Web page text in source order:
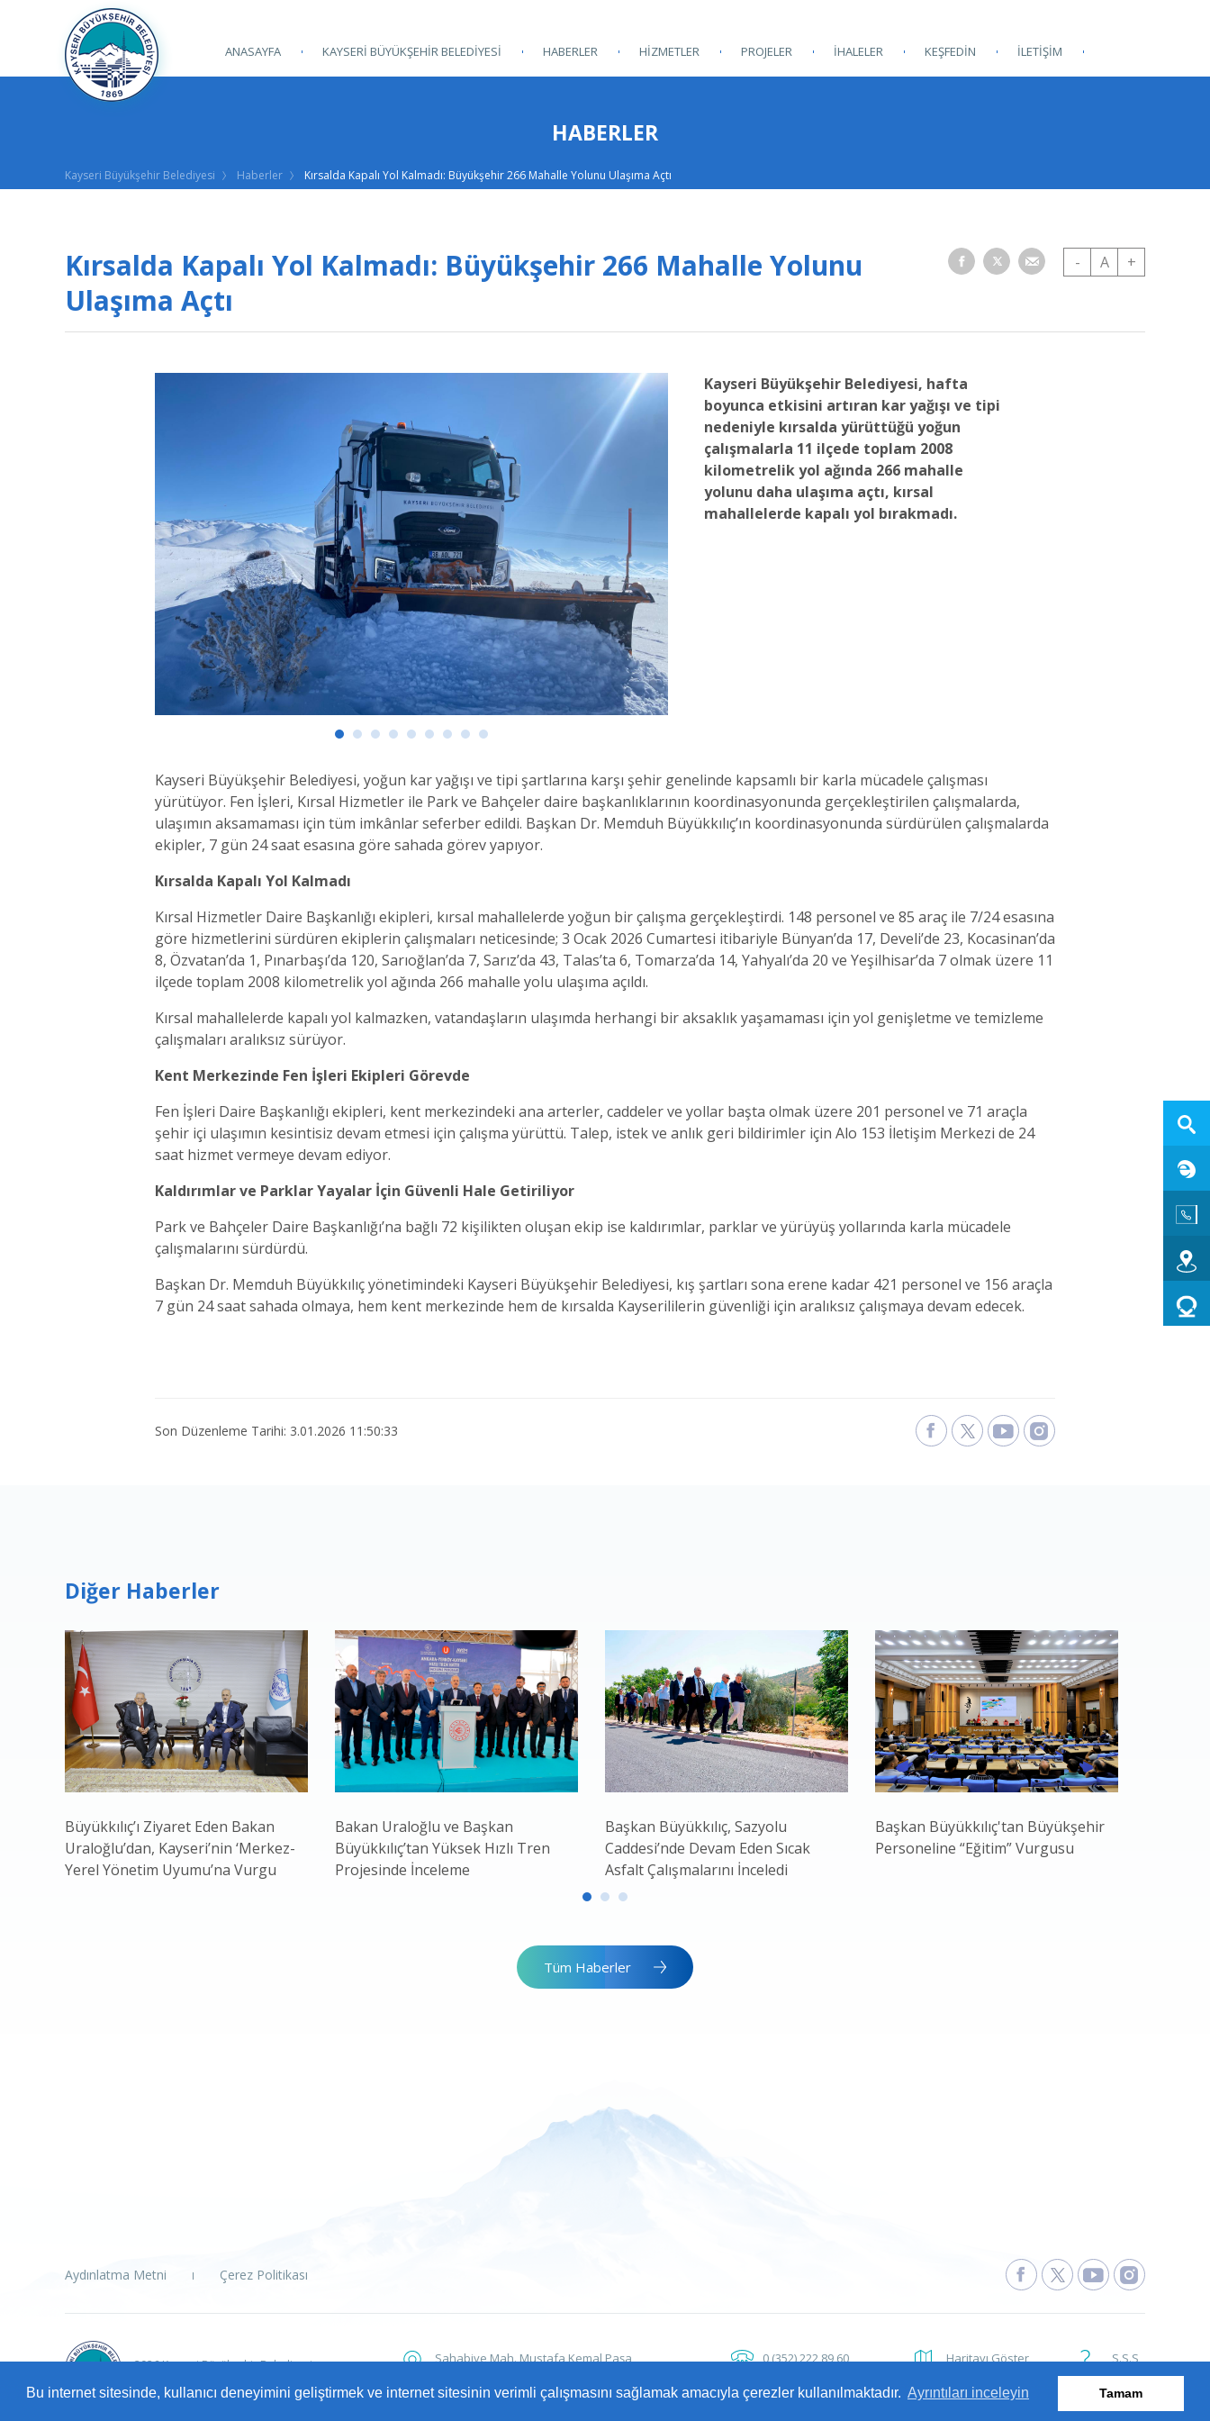
Bu internet sitesinde, kullanıcı deneyimini geliştirmek ve internet sitesinin verimli çalışmasını sağlamak amacıyla çerezler kullanılmaktadır. Ayrıntıları inceleyin Tamam
ANASAYFA KAYSERİ BÜYÜKŞEHİR BELEDİYESİ HABERLER HİZMETLER PROJELER İHALELER KEŞFEDİN İLETİŞİM
HABERLER
Kayseri Büyükşehir Belediyesi Haberler Kırsalda Kapalı Yol Kalmadı: Büyükşehir 266 Mahalle Yolunu Ulaşıma Açtı
Kırsalda Kapalı Yol Kalmadı: Büyükşehir 266 Mahalle Yolunu
Ulaşıma Açtı
- A +
Kayseri Büyükşehir Belediyesi, hafta
boyunca etkisini artıran kar yağışı ve tipi
nedeniyle kırsalda yürüttüğü yoğun
çalışmalarla 11 ilçede toplam 2008
kilometrelik yol ağında 266 mahalle
yolunu daha ulaşıma açtı, kırsal
mahallelerde kapalı yol bırakmadı.
Kayseri Büyükşehir Belediyesi, yoğun kar yağışı ve tipi şartlarına karşı şehir genelinde kapsamlı bir karla mücadele çalışması
yürütüyor. Fen İşleri, Kırsal Hizmetler ile Park ve Bahçeler daire başkanlıklarının koordinasyonunda gerçekleştirilen çalışmalarda,
ulaşımın aksamaması için tüm imkânlar seferber edildi. Başkan Dr. Memduh Büyükkılıç’ın koordinasyonunda sürdürülen çalışmalarda
ekipler, 7 gün 24 saat esasına göre sahada görev yapıyor.
Kırsalda Kapalı Yol Kalmadı
Kırsal Hizmetler Daire Başkanlığı ekipleri, kırsal mahallelerde yoğun bir çalışma gerçekleştirdi. 148 personel ve 85 araç ile 7/24 esasına
göre hizmetlerini sürdüren ekiplerin çalışmaları neticesinde; 3 Ocak 2026 Cumartesi itibariyle Bünyan’da 17, Develi’de 23, Kocasinan’da
8, Özvatan’da 1, Pınarbaşı’da 120, Sarıoğlan’da 7, Sarız’da 43, Talas’ta 6, Tomarza’da 14, Yahyalı’da 20 ve Yeşilhisar’da 7 olmak üzere 11
ilçede toplam 2008 kilometrelik yol ağında 266 mahalle yolu ulaşıma açıldı.
Kırsal mahallelerde kapalı yol kalmazken, vatandaşların ulaşımda herhangi bir aksaklık yaşamaması için yol genişletme ve temizleme
çalışmaları aralıksız sürüyor.
Kent Merkezinde Fen İşleri Ekipleri Görevde
Fen İşleri Daire Başkanlığı ekipleri, kent merkezindeki ana arterler, caddeler ve yollar başta olmak üzere 201 personel ve 71 araçla
şehir içi ulaşımın kesintisiz devam etmesi için çalışma yürüttü. Talep, istek ve anlık geri bildirimler için Alo 153 İletişim Merkezi de 24
saat hizmet vermeye devam ediyor.
Kaldırımlar ve Parklar Yayalar İçin Güvenli Hale Getiriliyor
Park ve Bahçeler Daire Başkanlığı’na bağlı 72 kişilikten oluşan ekip ise kaldırımlar, parklar ve yürüyüş yollarında karla mücadele
çalışmalarını sürdürdü.
Başkan Dr. Memduh Büyükkılıç yönetimindeki Kayseri Büyükşehir Belediyesi, kış şartları sona erene kadar 421 personel ve 156 araçla
7 gün 24 saat sahada olmaya, hem kent merkezinde hem de kırsalda Kayserililerin güvenliği için aralıksız çalışmaya devam edecek.
Son Düzenleme Tarihi: 3.01.2026 11:50:33
Diğer Haberler
Büyükkılıç’ı Ziyaret Eden Bakan
Uraloğlu’dan, Kayseri’nin ‘Merkez-
Yerel Yönetim Uyumu’na Vurgu
Bakan Uraloğlu ve Başkan
Büyükkılıç’tan Yüksek Hızlı Tren
Projesinde İnceleme
Başkan Büyükkılıç, Sazyolu
Caddesi’nde Devam Eden Sıcak
Asfalt Çalışmalarını İnceledi
Başkan Büyükkılıç'tan Büyükşehir
Personeline “Eğitim” Vurgusu
Tüm Haberler
Aydınlatma Metni Çerez Politikası
2026 Kayseri Büyükşehir Belediyesi
Sahabiye Mah. Mustafa Kemal Paşa
0 (352) 222 89 60
Haritayı Göster S.S.S